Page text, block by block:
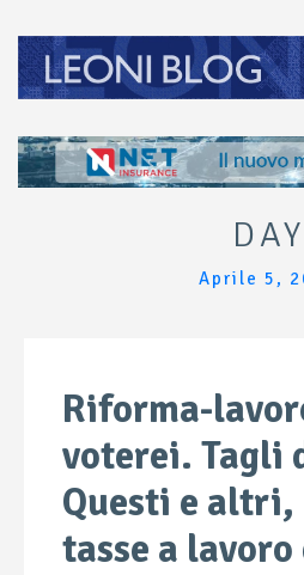
DAY
Aprile 5,
Riforma-
voterei. Tagli
Questi e altri,
tasse a lavoro